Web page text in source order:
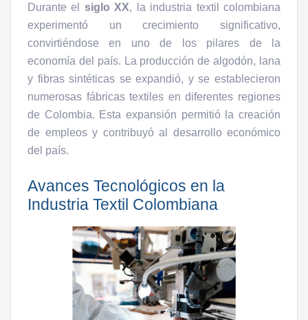
Durante el siglo XX, la industria textil colombiana
experimentó un crecimiento significativo,
convirtiéndose en uno de los pilares de la
economía del país. La producción de algodón, lana
y fibras sintéticas se expandió, y se establecieron
numerosas fábricas textiles en diferentes regiones
de Colombia. Esta expansión permitió la creación
de empleos y contribuyó al desarrollo económico
del país.
Avances Tecnológicos en la
Industria Textil Colombiana